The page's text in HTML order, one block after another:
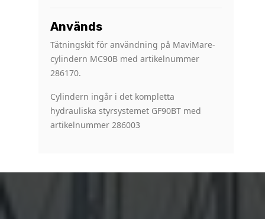
Används
Tätningskit för användning på MaviMare-
cylindern MC90B med artikelnummer
286170.
Cylindern ingår i det kompletta
hydrauliska styrsystemet GF90BT med
artikelnummer 286003